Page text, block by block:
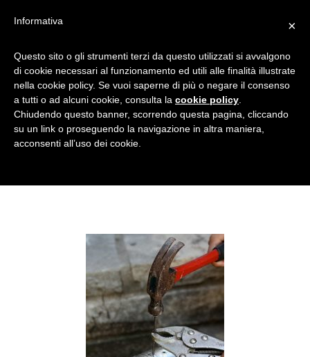
LAVORI-CREATIVI-FAI-DA-
TE-COME-PRATICARE-FORI-
BARATTOLO-LATTA-
MARTELLO-CHIODO-PINZA-
STRUMENTI
×
Informativa
Questo sito o gli strumenti terzi da questo utilizzati si avvalgono
di cookie necessari al funzionamento ed utili alle finalità illustrate
nella cookie policy. Se vuoi saperne di più o negare il consenso
a tutti o ad alcuni cookie, consulta la cookie policy
Chiudendo questo banner, scorrendo questa pagina, cliccando
su un link o proseguendo la navigazione in altra maniera,
acconsenti all’uso dei cookie.